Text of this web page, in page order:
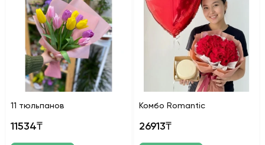
11 тюльпанов
11534₸
Комбо Romantic
26913₸